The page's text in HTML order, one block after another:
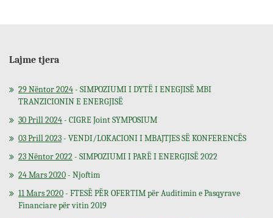
Lajme tjera
29 Nëntor 2024- SIMPOZIUMI I DYTË I ENEGJISË MBI
TRANZICIONIN E ENERGJISË
30 Prill 2024- CIGRE Joint SYMPOSIUM
03 Prill 2023- VENDI/LOKACIONI I MBAJTJES SË KONFERENCËS
23 Nëntor 2022- SIMPOZIUMI I PARË I ENERGJISË 2022
24 Mars 2020- Njoftim
11 Mars 2020- FTESË PËR OFERTIM për Auditimin e Pasqyrave
Financiare për vitin 2019